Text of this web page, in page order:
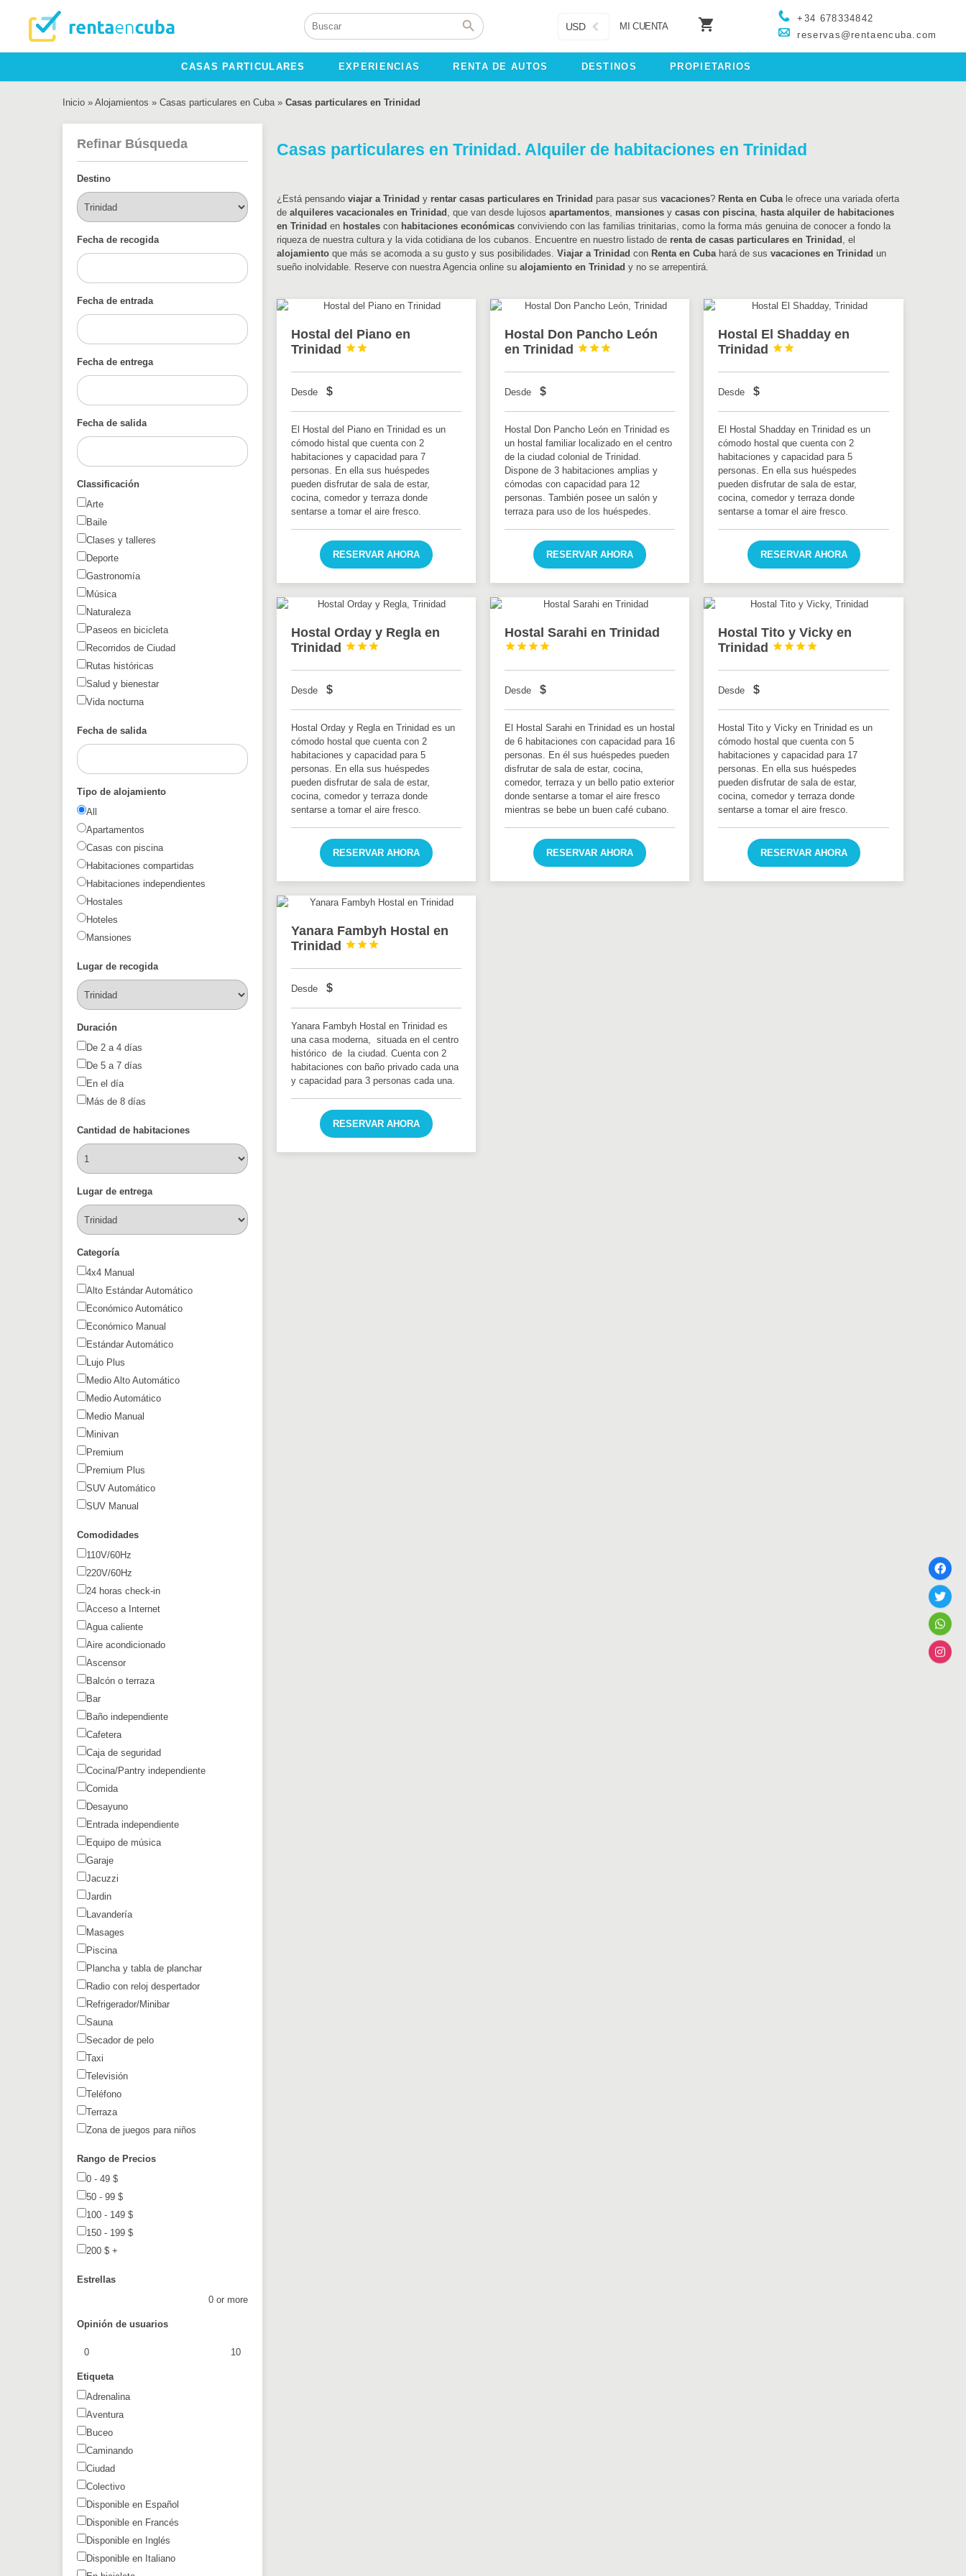
+34 678334842
reservas@rentaencuba.com
USD MI CUENTA 
CASAS PARTICULARES EXPERIENCIAS RENTA DE AUTOS DESTINOS PROPIETARIOS
Inicio » Alojamientos » Casas particulares en Cuba» Casas particulares en Trinidad
Refinar Búsqueda
Tipo de alojamiento
All
Apartamentos
Casas con piscina
Habitaciones compartidas
Habitaciones independientes
Hostales
Hoteles
Mansiones
Cantidad de habitaciones
Categoría
4x4 Manual
Alto Estándar Automático
Económico Automático
Económico Manual
Estándar Automático
Lujo Plus
Medio Alto Automático
Medio Automático
Medio Manual
Minivan
Premium
Premium Plus
SUV Automático
SUV Manual
Destino
Lugar de recogida
Lugar de entrega
Duración
De 2 a 4 días
De 5 a 7 días
En el día
Más de 8 días
Classificación
Arte
Baile
Clases y talleres
Deporte
Gastronomía
Música
Naturaleza
Paseos en bicicleta
Recorridos de Ciudad
Rutas históricas
Salud y bienestar
Vida nocturna
Fecha de entrada
Fecha de salida
Fecha de recogida
Fecha de entrega
Fecha de salida
Comodidades
110V/60Hz
220V/60Hz
24 horas check-in
Acceso a Internet
Agua caliente
Aire acondicionado
Ascensor
Balcón o terraza
Bar
Baño independiente
Cafetera
Caja de seguridad
Cocina/Pantry independiente
Comida
Desayuno
Entrada independiente
Equipo de música
Garaje
Jacuzzi
Jardin
Lavandería
Masages
Piscina
Plancha y tabla de planchar
Radio con reloj despertador
Refrigerador/Minibar
Sauna
Secador de pelo
Taxi
Televisión
Teléfono
Terraza
Zona de juegos para niños
Etiqueta
Adrenalina
Aventura
Buceo
Caminando
Ciudad
Colectivo
Disponible en Español
Disponible en Francés
Disponible en Inglés
Disponible en Italiano
Estrellas
0 or more
Opinión de usuarios
0 10
Rango de Precios
0 - 49 $
50 - 99 $
100 - 149 $
150 - 199 $
200 $ +
Casas particulares en Trinidad. Alquiler de habitaciones en Trinidad
¿Está pensando viajar a Trinidad y rentar casas particulares en Trinidad para pasar sus vacaciones? Renta en Cubale ofrece una variada oferta
de alquileres vacacionales en Trinidad , que van desde lujosos apartamentos, mansionesy casas con piscina, hasta alquiler de habitaciones
en Trinidad en hostalescon habitaciones económicasconviviendo con las familias trinitarias, como la forma más genuina de conocer a fondo la
riqueza de nuestra cultura y la vida cotidiana de los cubanos. Encuentre en nuestro listado de renta de casas particulares en Trinidad , el
alojamientoque más se acomoda a su gusto y sus posibilidades. Viajar a Trinidad con Renta en Cubahará de sus vacaciones en Trinidad un
sueño inolvidable. Reserve con nuestra Agencia online su alojamiento en Trinidad y no se arrepentirá.
Hostal del Piano en
Trinidad


Desde $
El Hostal del Piano en Trinidad es un
cómodo histal que cuenta con 2
habitaciones y capacidad para 7
personas. En ella sus huéspedes
pueden disfrutar de sala de estar,
cocina, comedor y terraza donde
sentarse a tomar el aire fresco.
RESERVAR AHORA
Hostal Don Pancho León
en Trinidad



Desde $
Hostal Don Pancho León en Trinidad es
un hostal familiar localizado en el centro
de la ciudad colonial de Trinidad.
Dispone de 3 habitaciones amplias y
cómodas con capacidad para 12
personas. También posee un salón y
terraza para uso de los huéspedes.
RESERVAR AHORA
Hostal El Shadday en
Trinidad


Desde $
El Hostal Shadday en Trinidad es un
cómodo hostal que cuenta con 2
habitaciones y capacidad para 5
personas. En ella sus huéspedes
pueden disfrutar de sala de estar,
cocina, comedor y terraza donde
sentarse a tomar el aire fresco.
RESERVAR AHORA
Hostal Orday y Regla en
Trinidad



Desde $
Hostal Orday y Regla en Trinidad es un
cómodo hostal que cuenta con 2
habitaciones y capacidad para 5
personas. En ella sus huéspedes
pueden disfrutar de sala de estar,
cocina, comedor y terraza donde
sentarse a tomar el aire fresco.
RESERVAR AHORA
Hostal Sarahi en Trinidad




Desde $
El Hostal Sarahi en Trinidad es un hostal
de 6 habitaciones con capacidad para 16
personas. En él sus huéspedes pueden
disfrutar de sala de estar, cocina,
comedor, terraza y un bello patio exterior
donde sentarse a tomar el aire fresco
mientras se bebe un buen café cubano.
RESERVAR AHORA
Hostal Tito y Vicky en
Trinidad




Desde $
Hostal Tito y Vicky en Trinidad es un
cómodo hostal que cuenta con 5
habitaciones y capacidad para 17
personas. En ella sus huéspedes
pueden disfrutar de sala de estar,
cocina, comedor y terraza donde
sentarse a tomar el aire fresco.
RESERVAR AHORA
Yanara Fambyh Hostal en
Trinidad



Desde $
Yanara Fambyh Hostal en Trinidad es
una casa moderna, situada en el centro
histórico de la ciudad. Cuenta con 2
habitaciones con baño privado cada una
y capacidad para 3 personas cada una.
RESERVAR AHORA